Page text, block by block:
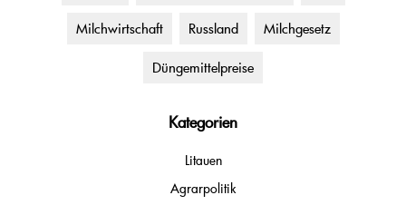
Milchwirtschaft Russland Milchgesetz
Düngemittelpreise
Kategorien
Litauen
Agrarpolitik